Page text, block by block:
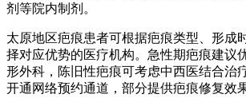
剂等院内制剂。
太原地区疤痕患者可根据疤痕类型、形成
择对应优势的医疗机构。急性期疤痕建议
形外科，陈旧性疤痕可考虑中西医结合治
开通网络预约通道，部分提供疤痕修复效